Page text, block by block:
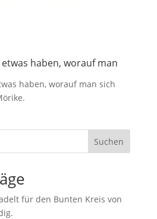
haben, worauf man
haben, worauf man sich
Suchen
für den Bunten Kreis von